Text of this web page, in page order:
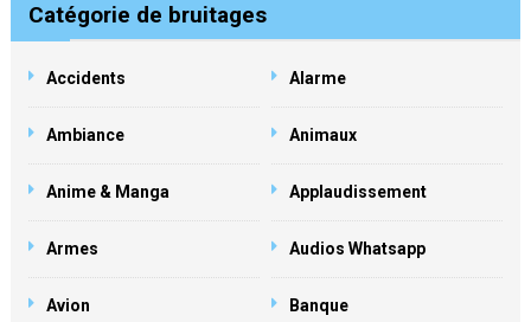
Catégorie de bruitages
Accidents Alarme
Ambiance Animaux
Anime & Manga Applaudissement
Armes Audios Whatsapp
Avion Banque